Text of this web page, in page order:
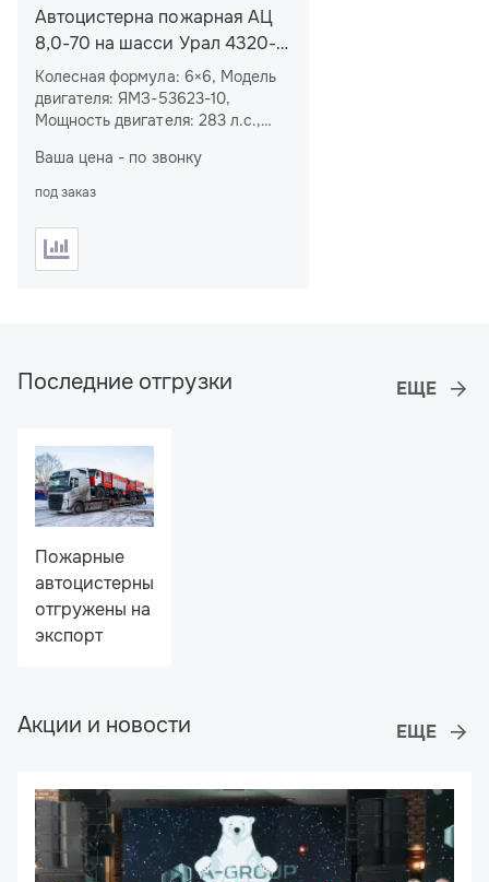
Автоцистерна пожарная АЦ
8,0-70 на шасси Урал 4320-
80
Колесная формула: 6×6, Модель
двигателя: ЯМЗ-53623-10,
Мощность двигателя: 283 л.с.,
расчет: 6 чел.
Ваша цена - по звонку
под заказ
Последние отгрузки
Пожарные
автоцистерны
отгружены на
экспорт
Акции и новости